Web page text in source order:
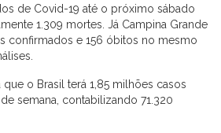
de Covid-19 até o próximo sábado
1.309 mortes. Já Campina Grande
confirmados e 156 óbitos no mesmo
o Brasil terá 1,85 milhões casos
semana, contabilizando 71.320